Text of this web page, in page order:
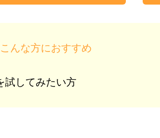
こんな方におすすめ
試してみたい方